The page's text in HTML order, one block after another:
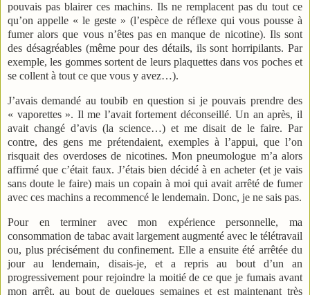
pouvais pas blairer ces machins. Ils ne remplacent pas du tout ce
qu’on appelle « le geste » (l’espèce de réflexe qui vous pousse à
fumer alors que vous n’êtes pas en manque de nicotine). Ils sont
des désagréables (même pour des détails, ils sont horripilants. Par
exemple, les gommes sortent de leurs plaquettes dans vos poches et
se collent à tout ce que vous y avez…).
J’avais demandé au toubib en question si je pouvais prendre des
« vaporettes ». Il me l’avait fortement déconseillé. Un an après, il
avait changé d’avis (la science…) et me disait de le faire. Par
contre, des gens me prétendaient, exemples à l’appui, que l’on
risquait des overdoses de nicotines. Mon pneumologue m’a alors
affirmé que c’était faux. J’étais bien décidé à en acheter (et je vais
sans doute le faire) mais un copain à moi qui avait arrêté de fumer
avec ces machins a recommencé le lendemain. Donc, je ne sais pas.
Pour en terminer avec mon expérience personnelle, ma
consommation de tabac avait largement augmenté avec le télétravail
ou, plus précisément du confinement. Elle a ensuite été arrêtée du
jour au lendemain, disais-je, et a repris au bout d’un an
progressivement pour rejoindre la moitié de ce que je fumais avant
mon arrêt, au bout de quelques semaines et est maintenant très